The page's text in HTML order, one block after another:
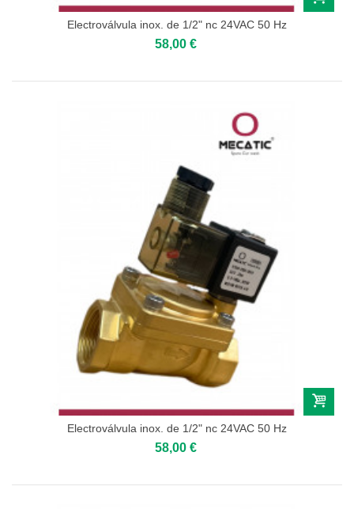
Electroválvula inox. de 1/2" nc 24VAC 50 Hz
58,00 €
Electroválvula inox. de 1/2" nc 24VAC 50 Hz
58,00 €